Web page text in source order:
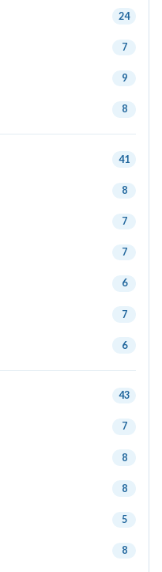
24
7
9
8
41
8
7
7
6
7
6
43
7
8
8
5
8